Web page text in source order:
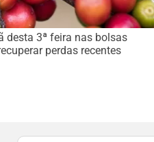
desta 3ª feira nas bolsas
perdas recentes